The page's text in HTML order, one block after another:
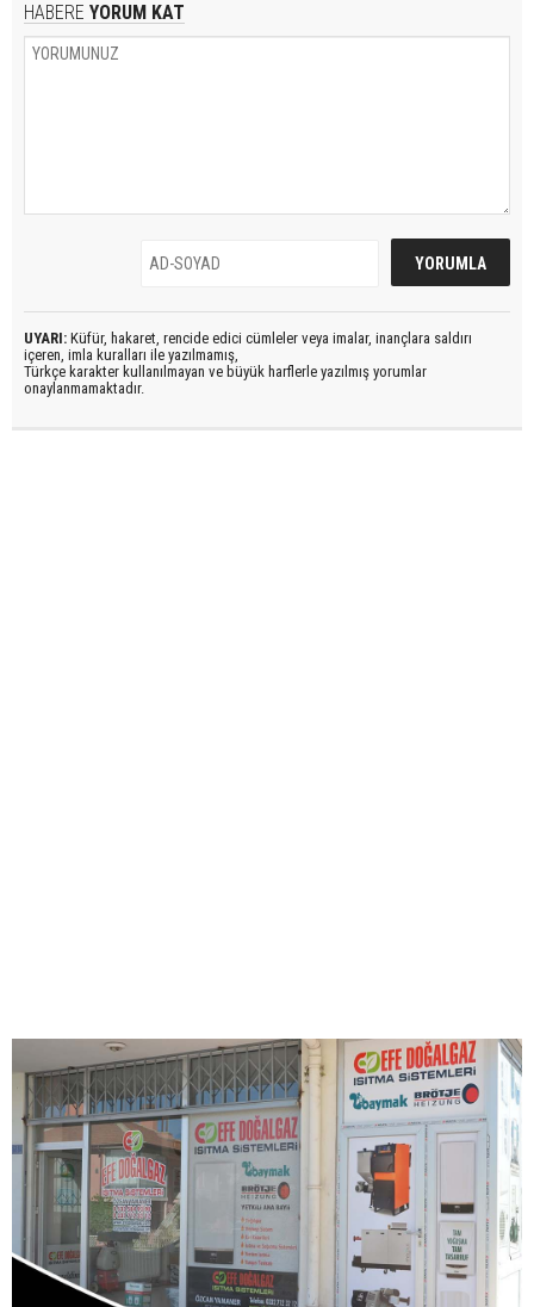
HABERE YORUM KAT
UYARI: Küfür, hakaret, rencide edici cümleler veya imalar, inançlara saldırı
içeren, imla kuralları ile yazılmamış,
Türkçe karakter kullanılmayan ve büyük harflerle yazılmış yorumlar
onaylanmamaktadır.